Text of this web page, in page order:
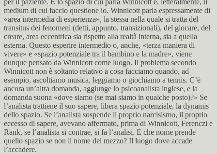
per il paziente. E lo spazio di cui parla Winnicott è, letteralmente, il
medium di cui faccio questione io. Winnicott parla espressamente di
«area intermedia di esperienza», la stessa nella quale si tratta del
transitus dei fenomeni (detti, appunto, transizionali), del giocare, del
creare, area eccentrica sia rispetto alla realtà interna, sia a quella
esterna. Questo esperire intermedio o, anche, «terza maniera di
vivere» e «spazio potenziale tra il bambino e la madre», viene
dunque pensato da Winnicott come luogo. Il problema secondo
Winnicott non è soltanto relativo a cosa facciamo quando, ad
esempio, ascoltiamo musica, leggiamo o giochiamo a tennis. C’è
ancora un’altra domanda, aggiunge lo psicoanalista inglese, e la
domanda suona «dove siamo (se mai siamo in qualche posto)?» Se
l’analista trattiene il suo sapere, libera spazio potenziale, la dynamis
dello spazio. Se l’analista sospende il proprio narcisismo, il proprio
eccesso di sapere, avevano affermato, prima di Winnicott, Ferenczi e
Rank, se l’analista si contrae, si fa l’analisi. E che nome prende
quello spazio se non il nome del mezzo? Il luogo dove accade
l’accadere.